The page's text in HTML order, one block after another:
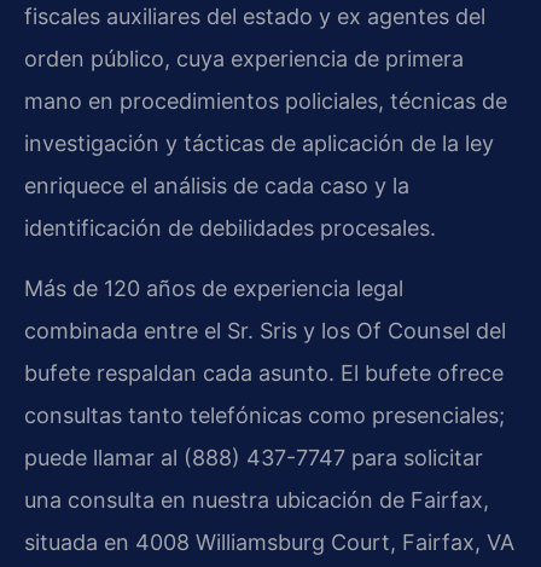
fiscales auxiliares del estado y ex agentes del
orden público, cuya experiencia de primera
mano en procedimientos policiales, técnicas de
investigación y tácticas de aplicación de la ley
enriquece el análisis de cada caso y la
identificación de debilidades procesales.
Más de 120 años de experiencia legal
combinada entre el Sr. Sris y los Of Counsel del
bufete respaldan cada asunto. El bufete ofrece
consultas tanto telefónicas como presenciales;
puede llamar al (888) 437-7747 para solicitar
una consulta en nuestra ubicación de Fairfax,
situada en 4008 Williamsburg Court, Fairfax, VA